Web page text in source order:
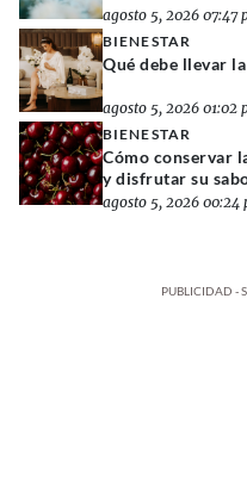
agosto 5, 2026 07:47
BIENESTAR
Qué debe llevar
agosto 5, 2026 01:02
BIENESTAR
Cómo conservar
y disfrutar su
agosto 5, 2026 00:24
PUBLICIDAD -